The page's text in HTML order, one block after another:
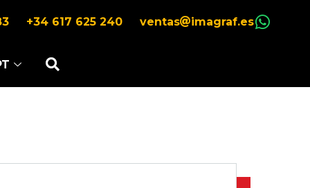
+34 617 625 240 ventas imagraf.es